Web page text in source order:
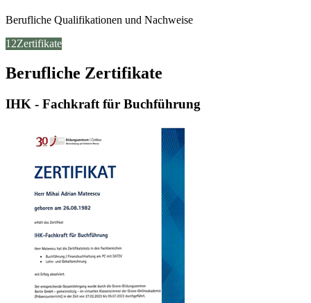
Berufliche Qualifikationen und Nachweise
12Zertifikate
Berufliche Zertifikate
IHK - Fachkraft für Buchführung